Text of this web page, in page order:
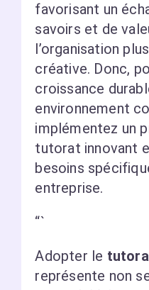
favorisant un
savoirs et de
l’organisation
créative. Donc,
croissance
environnement
implémentez un
tutorat innovant
besoins
entreprise.
“`
Adopter le
représente non